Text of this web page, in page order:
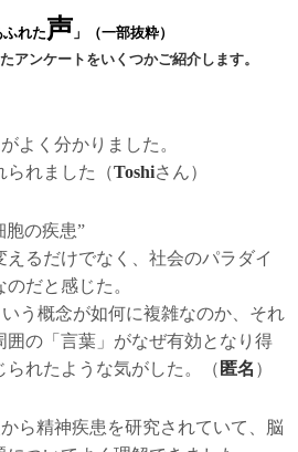
ふれた声 」
（一部抜粋）
アンケートをいくつかご紹介します。
よく分かりました。
られました（Toshiさん）
胞の疾患”
るだけでなく、社会のパラダイ
だと感じた。
う概念が如何に複雑なのか、それ
囲の「言葉」がなぜ有効となり得
られたような気がした。（ 匿名 ）
ら精神疾患を研究されていて、脳